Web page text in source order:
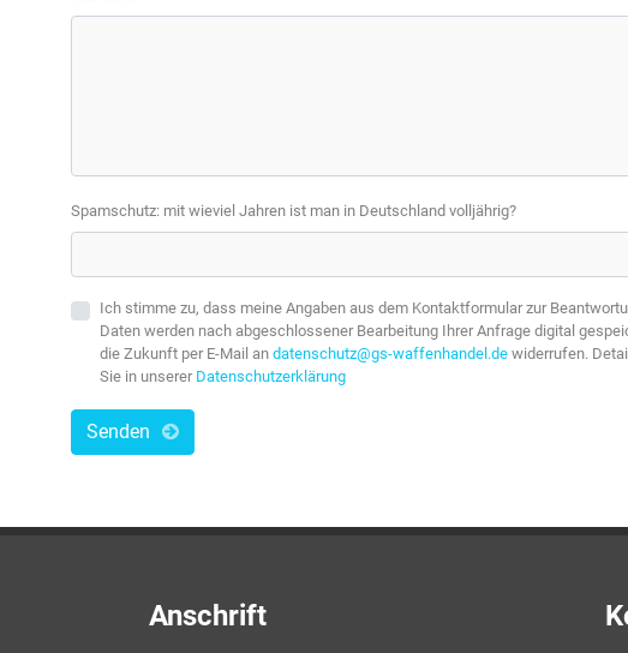
Spamschutz: mit wieviel Jahren ist man in Deutschland volljährig?
Ich stimme zu, dass meine Angaben aus dem Kontaktformular zur
Daten werden nach abgeschlossener Bearbeitung Ihrer Anfrage digital
die Zukunft per E-Mail an datenschutz@gs-waffenhandel.de widerrufen.
Sie in unserer Datenschutzerklärung
Senden
Anschrift